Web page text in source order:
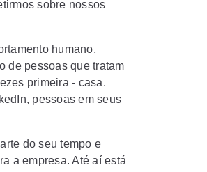
sobre nossos
humano,
de pessoas que tratam
primeira - casa.
pessoas em seus
do seu tempo e
a empresa. Até aí está